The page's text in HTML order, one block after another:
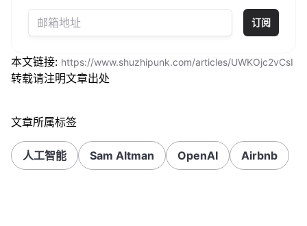
订阅
本文链接: https://www.shuzhipunk.com/articles/UWKOjc2vCsI
转载请注明文章出处
文章所属标签
人工智能 Sam Altman OpenAI Airbnb